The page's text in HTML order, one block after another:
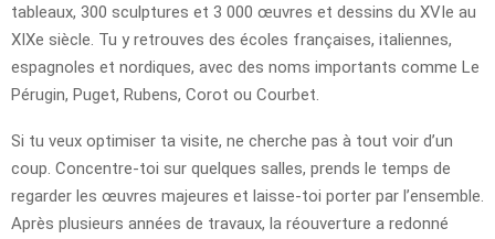
tableaux, 300 sculptures et 3 000 œuvres et dessins du XVIe au
XIXe siècle. Tu y retrouves des écoles françaises, italiennes,
espagnoles et nordiques, avec des noms importants comme Le
Pérugin, Puget, Rubens, Corot ou Courbet.
Si tu veux optimiser ta visite, ne cherche pas à tout voir d’un
coup. Concentre-toi sur quelques salles, prends le temps de
regarder les œuvres majeures et laisse-toi porter par l’ensemble.
Après plusieurs années de travaux, la réouverture a redonné